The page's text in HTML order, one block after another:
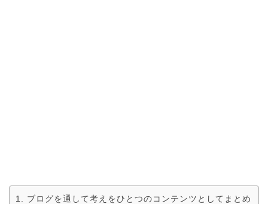
ブログを通して考えをひとつのコンテンツとしてまとめ